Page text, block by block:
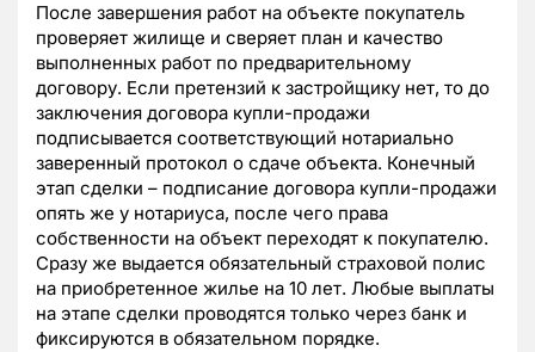
После завершения работ на объекте покупатель
проверяет жилище и сверяет план и качество
выполненных работ по предварительному
договору. Если претензий к застройщику нет, то до
заключения договора купли-продажи
подписывается соответствующий нотариально
заверенный протокол о сдаче объекта. Конечный
этап сделки – подписание договора купли-продажи
опять же у нотариуса, после чего права
собственности на объект переходят к покупателю.
Сразу же выдается обязательный страховой полис
на приобретенное жилье на 10 лет. Любые выплаты
на этапе сделки проводятся только через банк и
фиксируются в обязательном порядке.